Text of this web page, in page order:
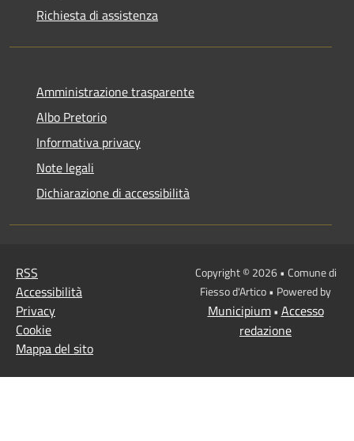
Richiesta di assistenza
Amministrazione trasparente
Albo Pretorio
Informativa privacy
Note legali
Dichiarazione di accessibilità
RSS
Accessibilità
Privacy
Cookie
Mappa del sito
Copyright © 2026 • Comune di
Fiesso d'Artico • Powered by
Municipium• Accesso
redazione